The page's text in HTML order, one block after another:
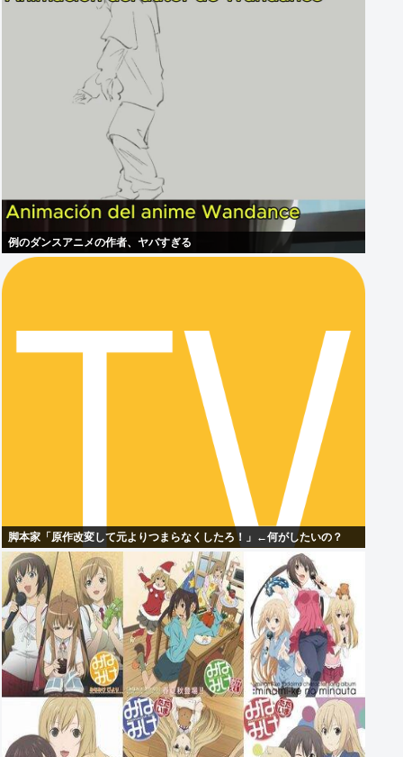
例のダンスアニメの作者、ヤバすぎる
脚本家「原作改変して元よりつまらなくしたろ！」←何がしたいの？